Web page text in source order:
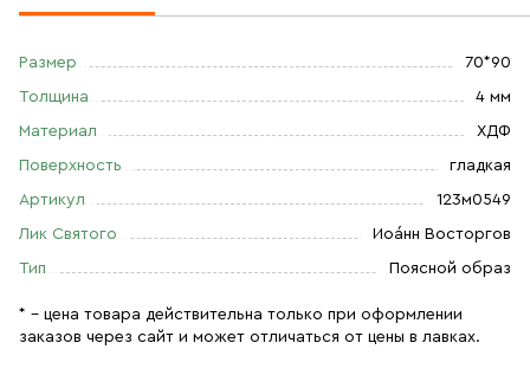
Размер 70*90
Толщина 4 мм
Материал ХДФ
Поверхность гладкая
Артикул 123м0549
Лик Святого Иоа́нн Восторгов
Тип Поясной образ
* – цена товара действительна только при оформлении
заказов через сайт и может отличаться от цены в лавках.